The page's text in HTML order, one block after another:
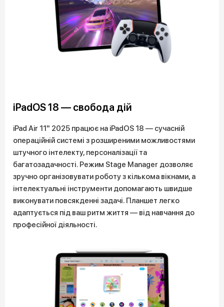
iPadOS 18 — свобода дій
iPad Air 11" 2025 працює на iPadOS 18 — сучасній
операційній системі з розширеними можливостями
штучного інтелекту, персоналізації та
багатозадачності. Режим Stage Manager дозволяє
зручно організовувати роботу з кількома вікнами, а
інтелектуальні інструменти допомагають швидше
виконувати повсякденні задачі. Планшет легко
адаптується під ваш ритм життя — від навчання до
професійної діяльності.